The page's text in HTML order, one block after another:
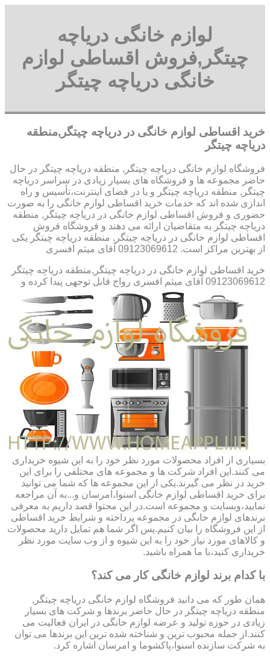
لوازم خانگی دریاچه
چیتگر,فروش اقساطی لوازم
خانگی دریاچه چیتگر
خرید اقساطی لوازم خانگی در دریاچه چیتگر,منطقه
دریاچه چیتگر
فروشگاه لوازم خانگی دریاچه چیتگر, منطقه دریاچه چیتگر در حال
حاضر مجموعه ها و فروشگاه های بسیار زیادی در سراسر دریاچه
چیتگر, منطقه دریاچه چیتگر و یا در فضای اینترنت،تأسیس و راه
اندازی شده اند که خدمات خرید اقساطی لوازم خانگی را به صورت
حضوری و فروش اقساطی لوازم خانگی در دریاچه چیتگر, منطقه
دریاچه چیتگر به متقاضیان ارائه می دهند و فروشگاه فروش
اقساطی لوازم خانگی در دریاچه چیتگر, منطقه دریاچه چیتگر یکی
از بهترین مراکز است. 09123069612 آقای میثم افسری
خرید اقساطی لوازم خانگی در دریاچه چیتگر,منطقه دریاچه چیتگر
09123069612 آقای میثم افسری
رواج قابل توجهی پیدا کرده و
بسیاری از افراد محصولات مورد نظر خود را به این شیوه خریداری
می کنند.این افراد شرکت ها و مجموعه های مختلفی را برای این
خرید در نظر می گیرند.یکی از این مجموعه ها که شما می توانید
برای خرید اقساطی لوازم خانگی اسنوا،امرسان و...به آن مراجعه
نمایید،وبسایت و مجموعه است.در این محتوا قصد داریم به معرفی
برندهای لوازم خانگی در مجموعه پرداخته و شرایط خرید اقساطی
از این فروشگاه را بیان کنیم.پس اگر شما هم تمایل دارید محصولات
و کالاهای مورد نیاز خود را به این شیوه و از وب سایت مورد نظر
خریداری کنید،با ما همراه باشید.
با کدام برند لوازم خانگی کار می کند؟
همان طور که می دانید فروشگاه لوازم خانگی دریاچه چیتگر,
منطقه دریاچه چیتگر در حال حاضر برندها و شرکت های بسیار
زیادی در حوزه تولید و عرضه لوازم خانگی در ایران فعالیت می
کنند.از جمله محبوب ترین و شناخته شده ترین این برندها می توان
به شرکت سازنده اسنوا،پاکشوما و امرسان اشاره کرد.